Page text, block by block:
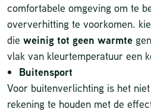
comfortabele omgeving om te
oververhitting te voorkomen.
die weinig tot geen warmte
vlak van kleurtemperatuur een
Buitensport
Voor buitenverlichting is het
rekening te houden met de